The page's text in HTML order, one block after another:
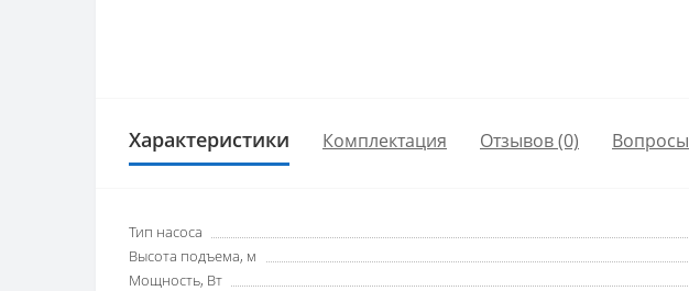
Характеристики Комплектация Отзывов (0) Вопросы
Тип насоса
Высота подъема, м
Мощность, Вт